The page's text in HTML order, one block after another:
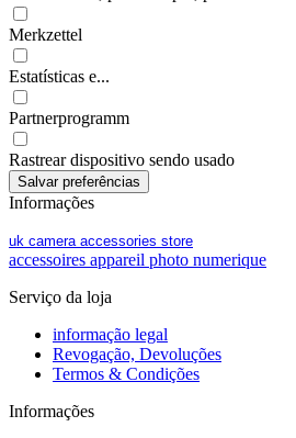
Merkzettel
Estatísticas e...
Partnerprogramm
Rastrear dispositivo sendo usado
Informações
uk camera accessories store
accessoires appareil photo numerique
Serviço da loja
informação legal
Revogação, Devoluções
Termos & Condições
Informações